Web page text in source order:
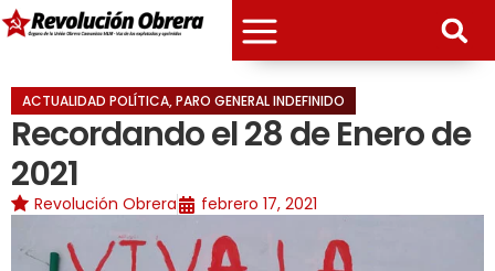
ACTUALIDAD POLÍTICA,PARO GENERAL INDEFINIDO
Recordando el 28 de Enero de
2021
Revolución Obrera febrero 17, 2021